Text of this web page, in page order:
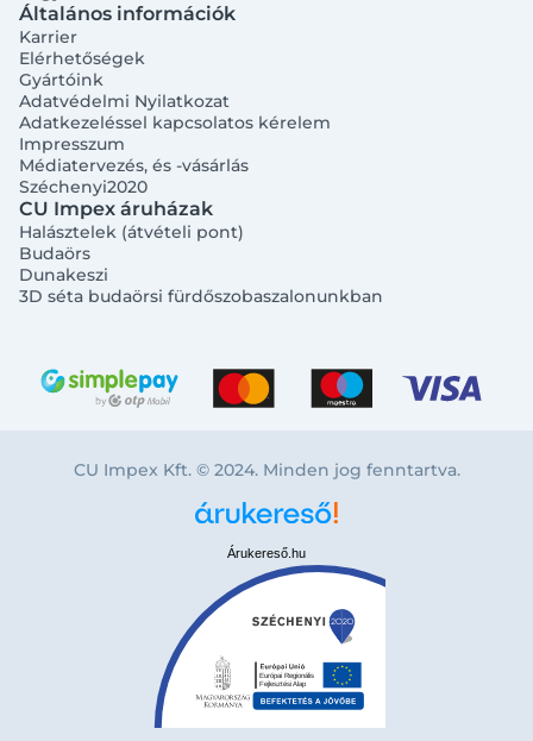
Általános információk
Karrier
Elérhetőségek
Gyártóink
Adatvédelmi Nyilatkozat
Adatkezeléssel kapcsolatos kérelem
Impresszum
Médiatervezés, és -vásárlás
Széchenyi2020
CU Impex áruházak
Halásztelek (átvételi pont)
Budaörs
Dunakeszi
3D séta budaörsi fürdőszobaszalonunkban
CU Impex Kft. © 2024. Minden jog fenntartva.
Árukereső.hu